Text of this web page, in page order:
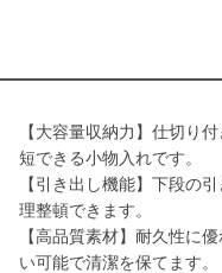
【大容量収納力】仕切り
短できる小物入れです。
【引き出し機能】下段の
理整頓できます。
【高品質素材】耐久性に
い可能で清潔を保てます。